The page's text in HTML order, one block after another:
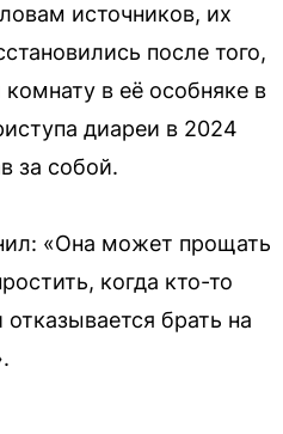
источников, их
после того,
в её особняке в
диареи в 2024
за собой.
«Она может прощать
когда кто-то
брать на